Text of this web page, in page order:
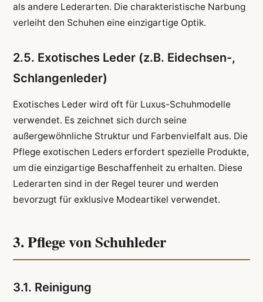
als andere Lederarten. Die charakteristische Narbung
verleiht den Schuhen eine einzigartige Optik.
2.5. Exotisches Leder (z.B. Eidechsen-,
Schlangenleder)
Exotisches Leder wird oft für Luxus-Schuhmodelle
verwendet. Es zeichnet sich durch seine
außergewöhnliche Struktur und Farbenvielfalt aus. Die
Pflege exotischen Leders erfordert spezielle Produkte,
um die einzigartige Beschaffenheit zu erhalten. Diese
Lederarten sind in der Regel teurer und werden
bevorzugt für exklusive Modeartikel verwendet.
3. Pflege von Schuhleder
3.1. Reinigung